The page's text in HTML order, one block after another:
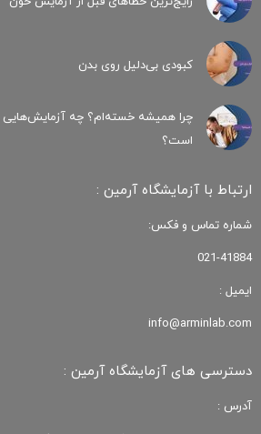
کبودی‌ بی‌دلیل روی بدن
چرا همیشه خسته‌ام؟ چه آزمایش‌هایی
است؟
ارتباط با آزمایشگاه آرمین :
شماره تماس و فکس:
021-41884
ایمیل :
info@arminlab.com
دسترسی های آزمایشگاه آرمین :
آدرس :